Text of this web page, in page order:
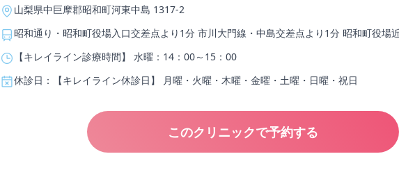
山梨県中巨摩郡昭和町河東中島 1317-2
昭和通り・昭和町役場入口交差点より1分 市川大門線・中島交差点より1分 昭和町役場
【キレイライン診療時間】 水曜：14：00～15：00
休診日：【キレイライン休診日】 月曜・火曜・木曜・金曜・土曜・日曜・祝日
このクリニックで予約する